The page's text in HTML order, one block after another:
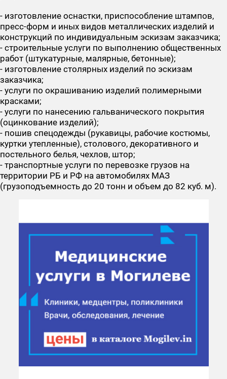
- изготовление оснастки, приспособление штампов,
пресс-форм и иных видов металлических изделий и
конструкций по индивидуальным эскизам заказчика;
- строительные услуги по выполнению общественных
работ (штукатурные, малярные, бетонные);
- изготовление столярных изделий по эскизам
заказчика;
- услуги по окрашиванию изделий полимерными
красками;
- услуги по нанесению гальванического покрытия
(оцинкование изделий);
- пошив спецодежды (рукавицы, рабочие костюмы,
куртки утепленные), столового, декоративного и
постельного белья, чехлов, штор;
- транспортные услуги по перевозке грузов на
территории РБ и РФ на автомобилях МАЗ
(грузоподъемность до 20 тонн и объем до 82 куб. м).